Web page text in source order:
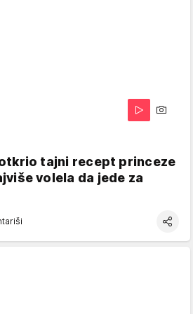
tajni recept princeze
volela da jede za